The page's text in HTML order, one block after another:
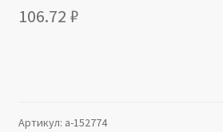
106.72 ₽
Артикул: a-152774